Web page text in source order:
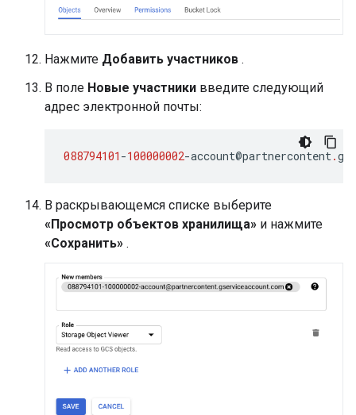
Нажмите Добавить участников .
В поле Новые участники введите следующий
адрес электронной почты:
088794101 -100000002-account@partnercontent.
В раскрывающемся списке выберите
«Просмотр объектов хранилища» и нажмите
«Сохранить» .